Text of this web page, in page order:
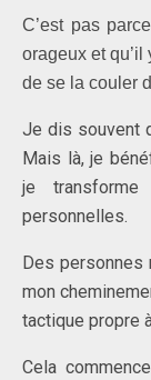
C’est pas
orageux et
de se la couler
Je dis souvent
Mais là, je
je
personnelles.
Des personnes
mon
tactique propre
Cela